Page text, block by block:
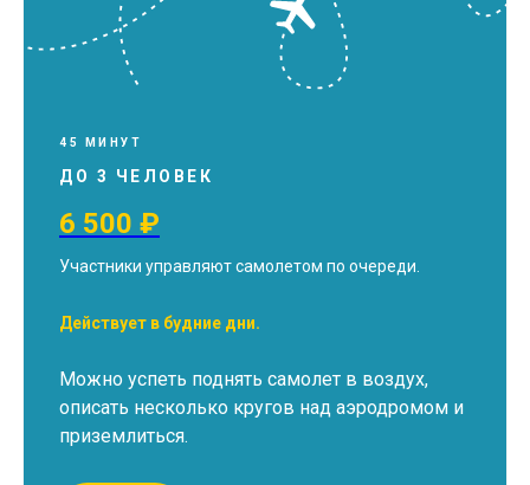
45 МИНУТ
ДО 3 ЧЕЛОВЕК
6 500 ₽
Участники управляют самолетом по очереди.
Действует в будние дни.
Можно успеть поднять самолет в воздух,
описать несколько кругов над аэродромом и
приземлиться.